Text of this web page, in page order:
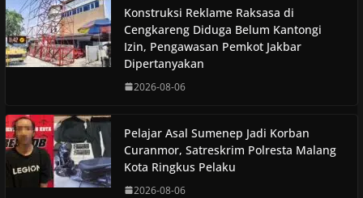
Konstruksi Reklame Raksasa di
Cengkareng Diduga Belum Kantongi
Izin, Pengawasan Pemkot Jakbar
Dipertanyakan
2026-08-06
Pelajar Asal Sumenep Jadi Korban
Curanmor, Satreskrim Polresta Malang
Kota Ringkus Pelaku
2026-08-06